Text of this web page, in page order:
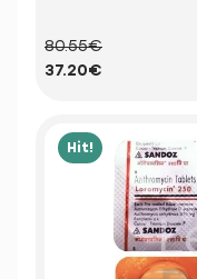
80.55€
37.20€
Hit!